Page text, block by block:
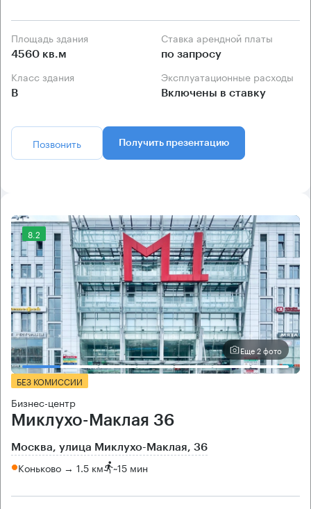
Площадь здания
4560 кв.м
Ставка арендной платы
по запросу
Класс здания
B
Эксплуатационные расходы
Включены в ставку
Позвонить Получить презентацию
8.2
Еще 2 фото
БЕЗ КОМИССИИ
Бизнес-центр
Миклухо-Маклая 36
Москва, улица Миклухо-Маклая, 36
Коньково → 1.5 км ~15 мин